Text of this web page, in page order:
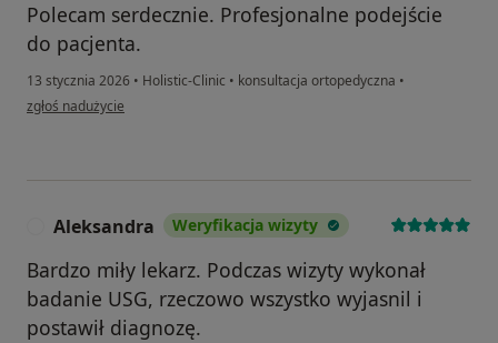
Polecam serdecznie. Profesjonalne podejście
do pacjenta.
13 stycznia 2026 • Holistic-Clinic • konsultacja ortopedyczna •
w opinii użytkownika Bartłomiej
zgłoś nadużycie
Aleksandra Weryfikacja wizyty
Bardzo miły lekarz. Podczas wizyty wykonał
badanie USG, rzeczowo wszystko wyjasnil i
postawił diagnozę.